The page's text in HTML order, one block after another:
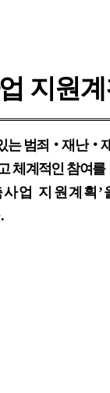
지원
는 범죄‧재난‧
체계적인 참여
업 지원계 획